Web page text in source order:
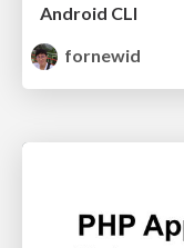
Android CLI
fornewid